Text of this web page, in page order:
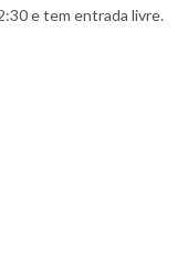
e tem entrada livre.